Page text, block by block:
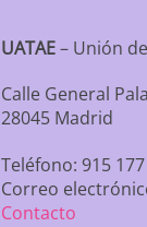
UATAE– Unión
Calle General
28045 Madrid
Teléfono: 915
Correo
Contacto